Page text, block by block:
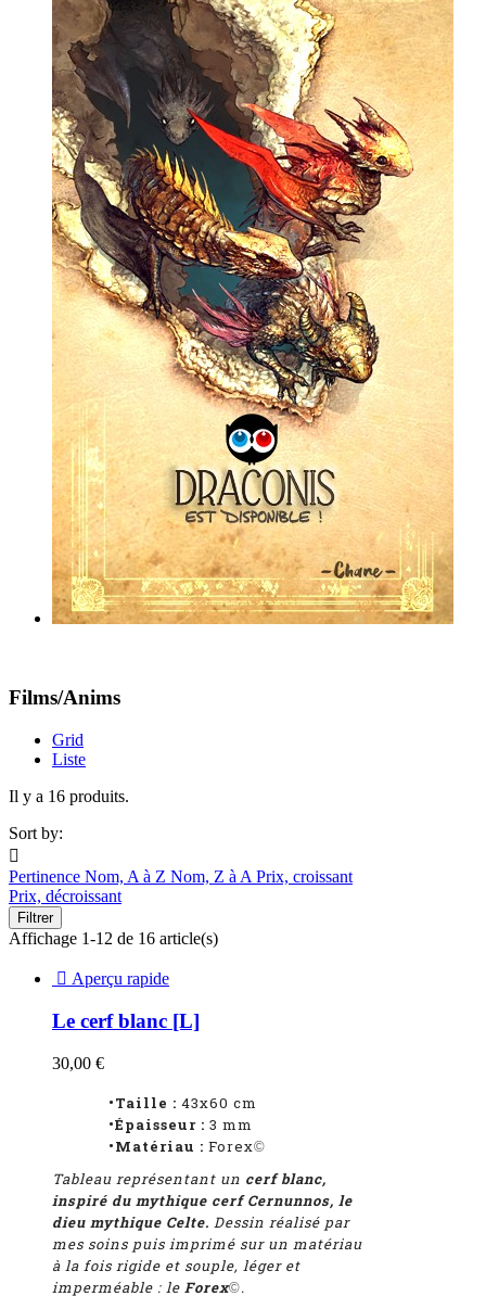
Films/Anims
Grid
Liste
Il y a 16 produits.
Sort by:

Pertinence Nom, A à Z Nom, Z à A Prix, croissant
Prix, décroissant
Filtrer
Affichage 1-12 de 16 article(s)
 Aperçu rapide
Le cerf blanc [L]
30,00 €
•Taille : 43x60 cm
•Épaisseur : 3 mm
•Matériau : Forex©
Tableau représentant un cerf blanc,
inspiré du mythique cerf Cernunnos, le
dieu mythique Celte. Dessin réalisé par
mes soins puis imprimé sur un matériau
à la fois rigide et souple, léger et
imperméable : le Forex©.